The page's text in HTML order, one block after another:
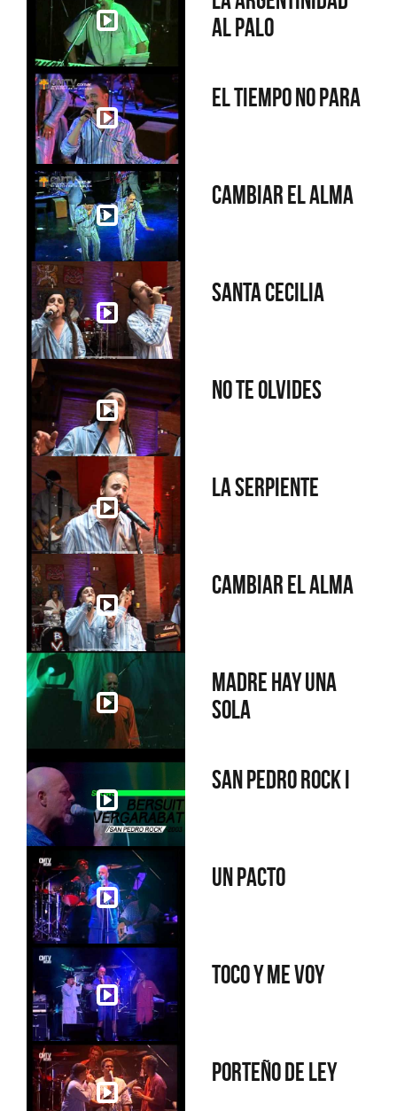
al palo
El tiempo no para
Cambiar el alma
Santa Cecilia
No te olvides
La serpiente
Cambiar el alma
Madre hay una
sola
San Pedro Rock I
Un pacto
Toco y me voy
Porteño de ley